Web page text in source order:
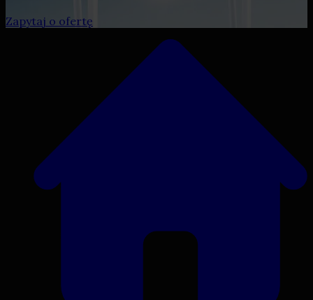
Zapytaj o ofertę